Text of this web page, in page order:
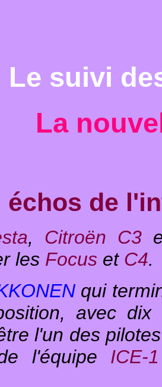
Le suivi
La
échos de
, Citroën C3
les Focus et C4.
qui
avec
l'un des
l'équipe ICE-